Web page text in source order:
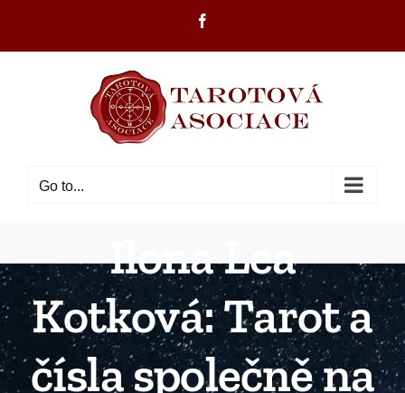
Go to...
Ilona Lea
Kotková: Tarot a
čísla společně na